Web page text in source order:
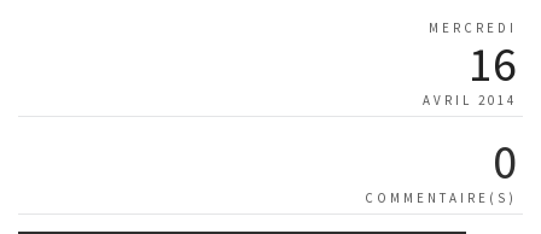
MERCREDI
16
AVRIL 2014
0
COMMENTAIRE(S)